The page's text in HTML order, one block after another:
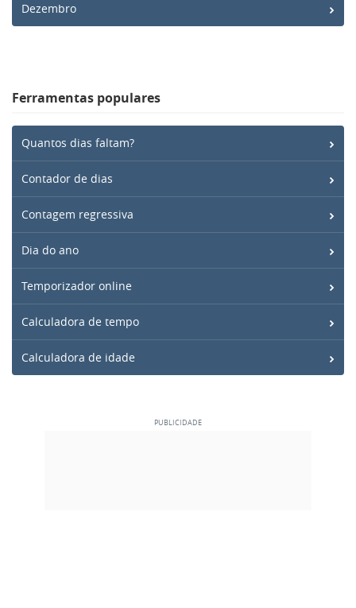
Dezembro
Ferramentas populares
Quantos dias faltam?
Contador de dias
Contagem regressiva
Dia do ano
Temporizador online
Calculadora de tempo
Calculadora de idade